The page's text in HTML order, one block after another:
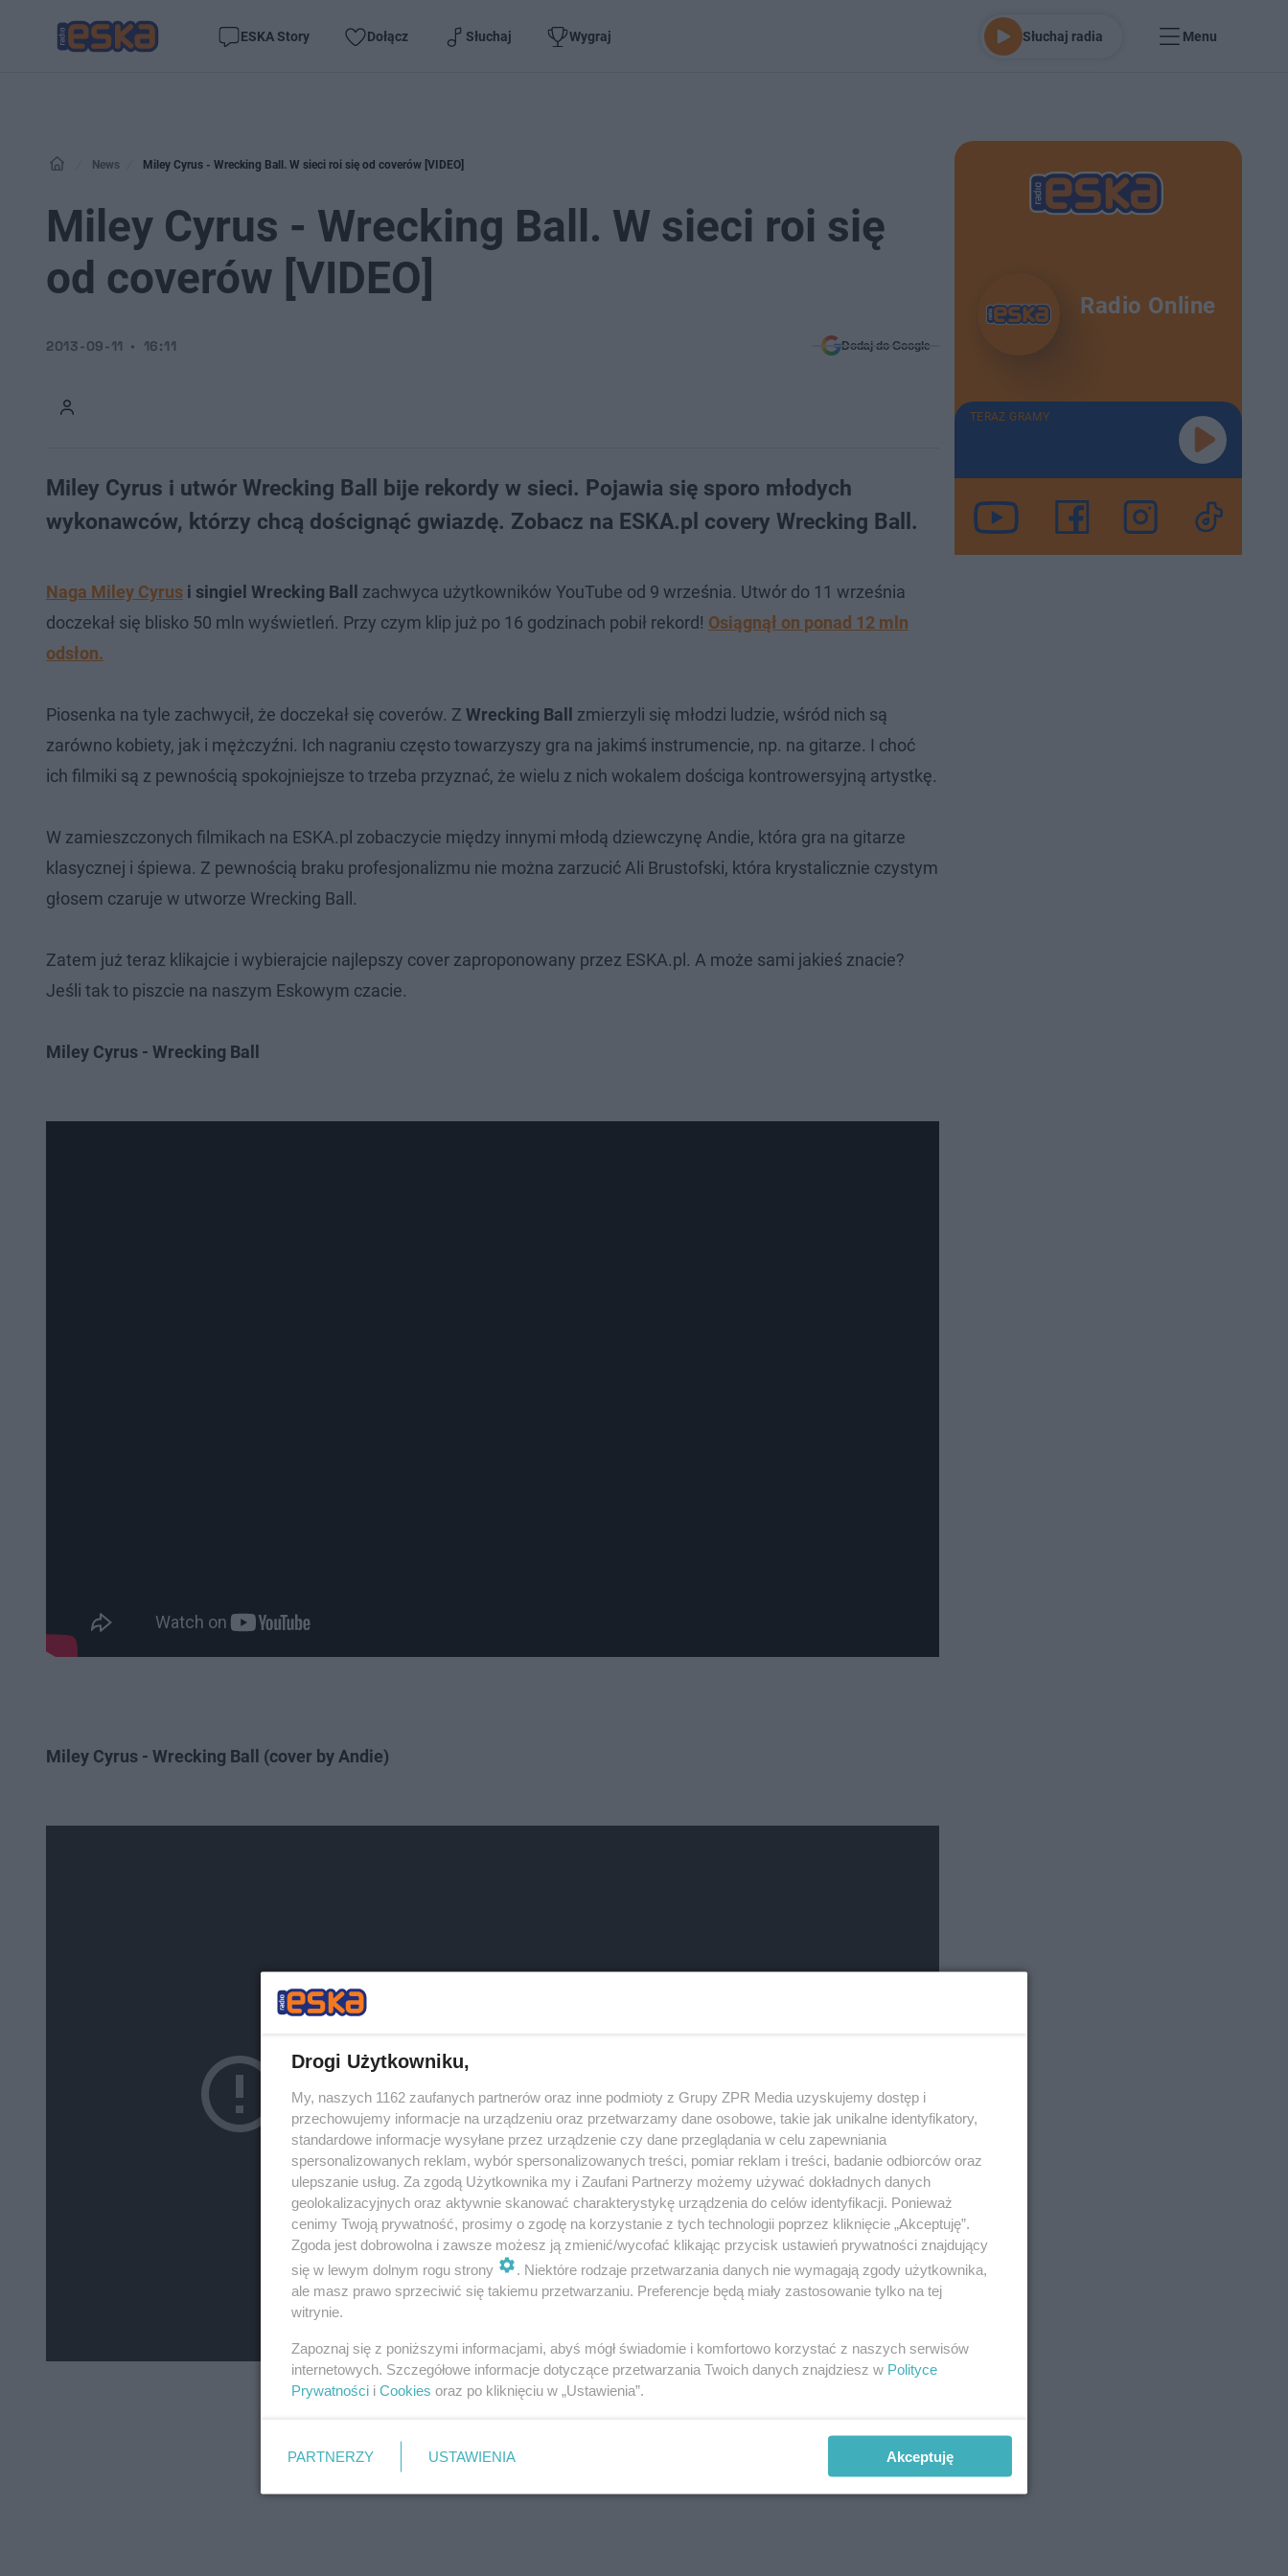
ESKA Story Dołącz Słuchaj Wygraj Słuchaj radia Menu
News Miley Cyrus - Wrecking Ball. W sieci roi się od coverów [VIDEO]
Miley Cyrus - Wrecking Ball. W sieci roi się
od coverów [VIDEO]
2013-09-11 16:11 Dodaj do Google
Miley Cyrus i utwór Wrecking Ball bije rekordy w sieci. Pojawia się sporo młodych
wykonawców, którzy chcą doścignąć gwiazdę. Zobacz na ESKA.pl covery Wrecking Ball.
Naga Miley Cyrus i singiel Wrecking Ball zachwyca użytkowników YouTube od 9 września. Utwór do 11 września
doczekał się blisko 50 mln wyświetleń. Przy czym klip już po 16 godzinach pobił rekord! Osiągnął on ponad 12 mln
odsłon.
Piosenka na tyle zachwycił, że doczekał się coverów. Z Wrecking Ball
zmierzyli się młodzi ludzie, wśród nich są
zarówno kobiety, jak i mężczyźni. Ich nagraniu często towarzyszy gra na jakimś instrumencie, np. na gitarze. I choć
ich filmiki są z pewnością spokojniejsze to trzeba przyznać, że wielu z nich wokalem dościga kontrowersyjną artystkę.
W zamieszczonych filmikach na ESKA.pl zobaczycie między innymi młodą dziewczynę Andie, która gra na gitarze
klasycznej i śpiewa. Z pewnością braku profesjonalizmu nie można zarzucić Ali Brustofski, która krystalicznie czystym
głosem czaruje w utworze Wrecking Ball.
Zatem już teraz klikajcie i wybierajcie najlepszy cover zaproponowany przez ESKA.pl. A może sami jakieś znacie?
Jeśli tak to piszcie na naszym Eskowym czacie.
Miley Cyrus - Wrecking Ball
Miley Cyrus - Wrecking Ball (cover by Andie)
Radio Online
TERAZ GRAMY
Drogi Użytkowniku,
My, naszych 1162 zaufanych partnerów oraz inne podmioty z Grupy ZPR Media uzyskujemy dostęp i
przechowujemy informacje na urządzeniu oraz przetwarzamy dane osobowe, takie jak unikalne identyfikatory,
standardowe informacje wysyłane przez urządzenie czy dane przeglądania w celu zapewniania
spersonalizowanych reklam, wybór spersonalizowanych treści, pomiar reklam i treści, badanie odbiorców oraz
ulepszanie usług. Za zgodą Użytkownika my i Zaufani Partnerzy możemy używać dokładnych danych
geolokalizacyjnych oraz aktywnie skanować charakterystykę urządzenia do celów identyfikacji. Ponieważ
cenimy Twoją prywatność, prosimy o zgodę na korzystanie z tych technologii poprzez kliknięcie „Akceptuję”.
Zgoda jest dobrowolna i zawsze możesz ją zmienić/wycofać klikając przycisk ustawień prywatności znajdujący
się w lewym dolnym rogu strony
. Niektóre rodzaje przetwarzania danych nie wymagają zgody użytkownika,
ale masz prawo sprzeciwić się takiemu przetwarzaniu. Preferencje będą miały zastosowanie tylko na tej
witrynie.
Zapoznaj się z poniższymi informacjami, abyś mógł świadomie i komfortowo korzystać z naszych serwisów
internetowych. Szczegółowe informacje dotyczące przetwarzania Twoich danych znajdziesz w Polityce
Prywatności i Cookies oraz po kliknięciu w „Ustawienia”.
PARTNERZY USTAWIENIA Akceptuję